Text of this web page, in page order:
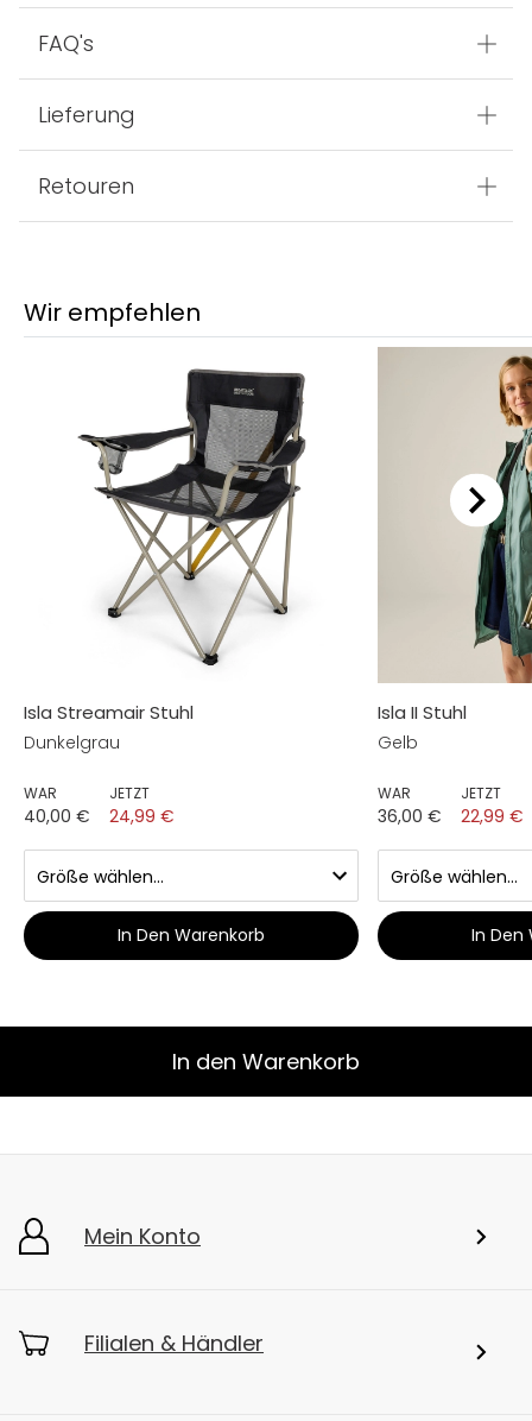
FAQ's
Lieferung
Retouren
Wir empfehlen
Isla Streamair Stuhl
Dunkelgrau
WAR
40,00 €
JETZT
24,99 €
In Den Warenkorb
Isla II Stuhl
Gelb
WAR
36,00 €
JETZT
22,99 €
In Den
In den Warenkorb
Mein Konto
Filialen & Händler